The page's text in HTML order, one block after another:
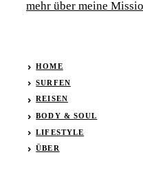
mehr über meine
HOME
SURFEN
REISEN
BODY & SOUL
LIFESTYLE
ÜBER